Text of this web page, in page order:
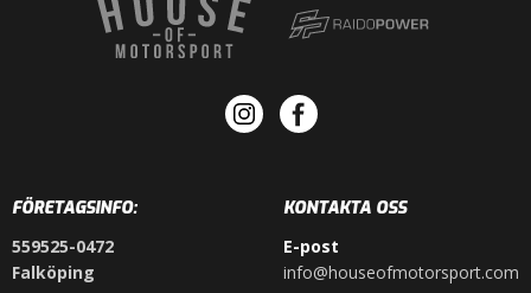
FÖRETAGSINFO:
559525-0472
Falköping
KONTAKTA OSS
E-post
info@houseofmotorsport.com